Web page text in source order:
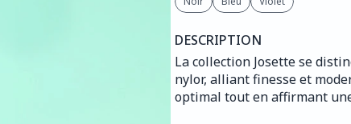
DESCRIPTION
La collection Josette se
nylor, alliant finesse et
optimal tout en affirmant